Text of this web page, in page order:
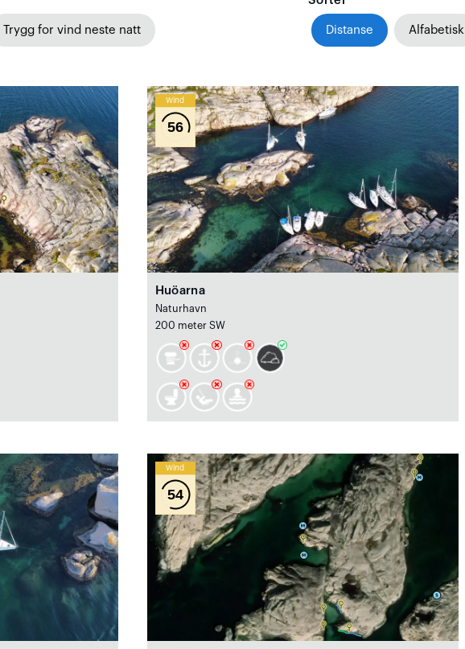
Trygg for vind neste natt Distanse Alfabetisk
Wind
56
Huöarna
Naturhavn
200 meter SW
Wind
54